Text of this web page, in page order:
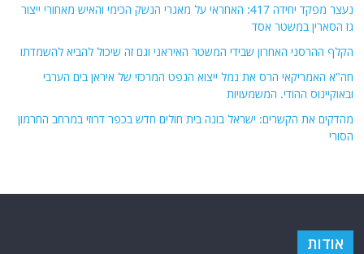
נעצר מפקד יחידה 417: האחראי על מאגרי הנשק הכימי והאיש מאחורי ייצור
גז הסארין במשטר אסד
הקלף ההרסני האחרון שבידי המשטר האיראני וגם זה שיכול להביא להשמדתו
חה"א האמריקאי הרס את נמל ייצוא הנפט המרכזי של איראן בים הערבי
ובאוקיינוס ההודי. המשמעויות
מהדקים את הקשרים: ישראל בונה בית חולים חדש בכפר דרוזי במרחב החרמון
הסורי
אודות